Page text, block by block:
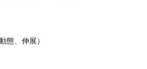
態、伸展）